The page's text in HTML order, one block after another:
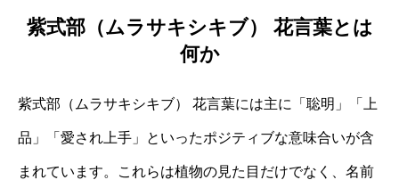
紫式部（ムラサキシキブ） 花言葉とは
何か
紫式部（ムラサキシキブ） 花言葉には主に「聡明」「上
品」「愛され上手」といったポジティブな意味合いが含
まれています。これらは植物の見た目だけでなく、名前